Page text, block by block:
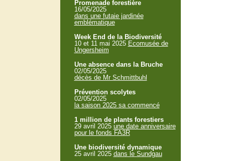
Promenade forestière
16/05/2025
dans une futaie jardinée
emblématique
Week End de la Biodiversité
10 et 11 mai 2025 Ecomusée de
Ungersheim
Une absence dans la Bruche
02/05/2025
décès de Mr Schmittbuhl
Prévention scolytes
02/05/2025
la saison 2025 sa commencé
1 million de plants forestiers
29 avril 2025 une date anniversaire
pour le fonds FA3R
Une biodiversité dynamique
25 avril 2025 dans le Sundgau